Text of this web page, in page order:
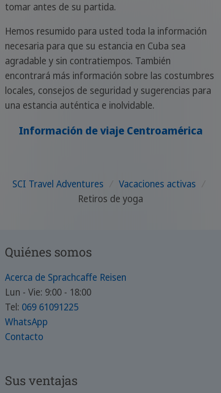
tomar antes de su partida.
Hemos resumido para usted toda la información
necesaria para que su estancia en Cuba sea
agradable y sin contratiempos. También
encontrará más información sobre las costumbres
locales, consejos de seguridad y sugerencias para
una estancia auténtica e inolvidable.
Información de viaje Centroamérica
SCI Travel Adventures Vacaciones activas /
Retiros de yoga
Quiénes somos
Acerca de Sprachcaffe Reisen
Lun - Vie: 9:00 - 18:00
Tel: 069 61091225
WhatsApp
Contacto
Sus ventajas